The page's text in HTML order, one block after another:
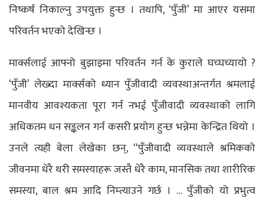
निष्कर्ष निकाल्नु उपयुक्त हुन्छ । तथापि, ‘पुँजी’ मा आएर यसमा
परिवर्तन भएको देखिन्छ ।
मार्क्सलाई आफ्नो बुझाइमा परिवर्तन गर्न के कुराले घच्घच्यायो ?
‘पुँजी’ लेख्दा मार्क्सको ध्यान पुँजीवादी व्यवस्थाअन्तर्गत श्रमलाई
मानवीय आवश्यकता पूरा गर्न नभई पुँजीवादी व्यवस्थाको लागि
अधिकतम धन सङ्कलन गर्न कसरी प्रयोग हुन्छ भन्नेमा केन्द्रित थियो ।
उनले त्यही बेला लेखेका छन्, “पुँजीवादी व्यवस्थाले श्रमिकको
जीवनमा धेरै थरी समस्याहरू जस्तै धेरै काम, मानसिक तथा शारीरिक
समस्या, बाल श्रम आदि निम्त्याउने गर्छ । … पुँजीको यो प्रभुत्व